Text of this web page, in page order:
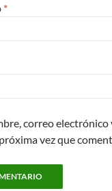
*
correo electrónico
vez que